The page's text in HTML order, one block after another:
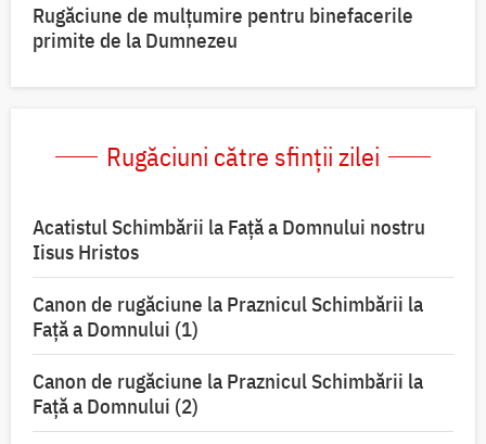
Rugăciune de mulțumire pentru binefacerile
primite de la Dumnezeu
Rugăciuni către sfinții zilei
Acatistul Schimbării la Faţă a Domnului nostru
Iisus Hristos
Canon de rugăciune la Praznicul Schimbării la
Faţă a Domnului (1)
Canon de rugăciune la Praznicul Schimbării la
Faţă a Domnului (2)